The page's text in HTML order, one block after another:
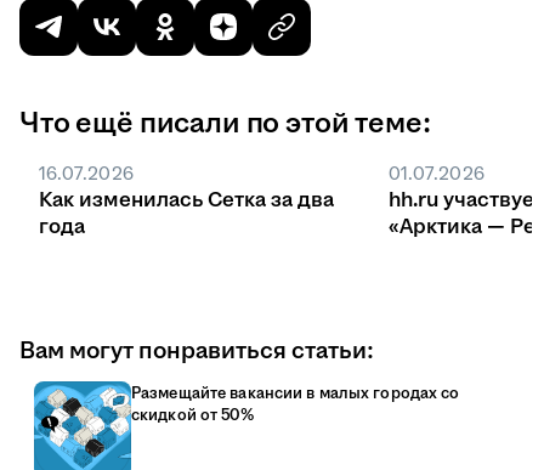
Что ещё писали по этой теме:
16.07.2026
Как изменилась Сетка за два
года
01.07.2026
hh.ru
«Арктика —
Вам могут понравиться статьи:
Размещайте вакансии в малых городах со
скидкой от 50%